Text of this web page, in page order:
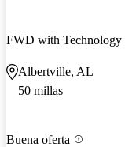
FWD with Technology
Albertville, AL
50 millas
Buena oferta